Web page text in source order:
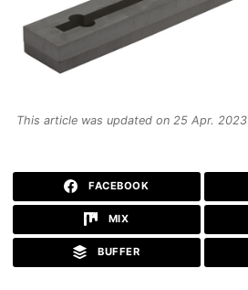
This article was updated on 25 Apr. 2023
FACEBOOK
MIX
BUFFER